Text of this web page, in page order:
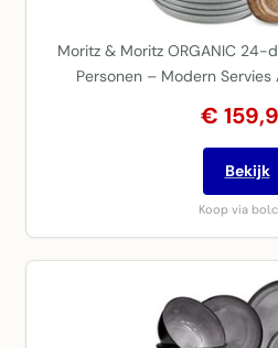
Moritz & Moritz ORGANIC 24-
Personen – Modern
€
Bekijk
Koop via